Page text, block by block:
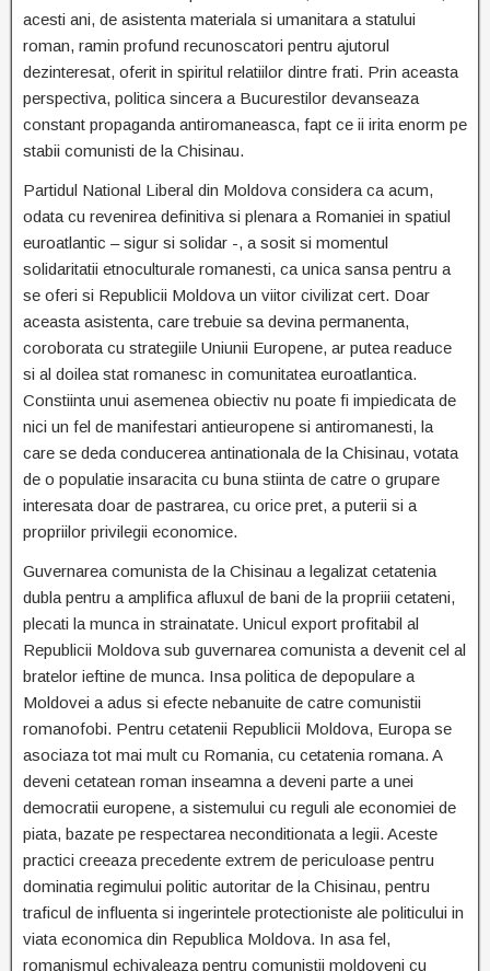
acesti ani, de asistenta materiala si umanitara a statului
roman, ramin profund recunoscatori pentru ajutorul
dezinteresat, oferit in spiritul relatiilor dintre frati. Prin aceasta
perspectiva, politica sincera a Bucurestilor devanseaza
constant propaganda antiromaneasca, fapt ce ii irita enorm pe
stabii comunisti de la Chisinau.
Partidul National Liberal din Moldova considera ca acum,
odata cu revenirea definitiva si plenara a Romaniei in spatiul
euroatlantic – sigur si solidar -, a sosit si momentul
solidaritatii etnoculturale romanesti, ca unica sansa pentru a
se oferi si Republicii Moldova un viitor civilizat cert. Doar
aceasta asistenta, care trebuie sa devina permanenta,
coroborata cu strategiile Uniunii Europene, ar putea readuce
si al doilea stat romanesc in comunitatea euroatlantica.
Constiinta unui asemenea obiectiv nu poate fi impiedicata de
nici un fel de manifestari antieuropene si antiromanesti, la
care se deda conducerea antinationala de la Chisinau, votata
de o populatie insaracita cu buna stiinta de catre o grupare
interesata doar de pastrarea, cu orice pret, a puterii si a
propriilor privilegii economice.
Guvernarea comunista de la Chisinau a legalizat cetatenia
dubla pentru a amplifica afluxul de bani de la propriii cetateni,
plecati la munca in strainatate. Unicul export profitabil al
Republicii Moldova sub guvernarea comunista a devenit cel al
bratelor ieftine de munca. Insa politica de depopulare a
Moldovei a adus si efecte nebanuite de catre comunistii
romanofobi. Pentru cetatenii Republicii Moldova, Europa se
asociaza tot mai mult cu Romania, cu cetatenia romana. A
deveni cetatean roman inseamna a deveni parte a unei
democratii europene, a sistemului cu reguli ale economiei de
piata, bazate pe respectarea neconditionata a legii. Aceste
practici creeaza precedente extrem de periculoase pentru
dominatia regimului politic autoritar de la Chisinau, pentru
traficul de influenta si ingerintele protectioniste ale politicului in
viata economica din Republica Moldova. In asa fel,
romanismul echivaleaza pentru comunistii moldoveni cu